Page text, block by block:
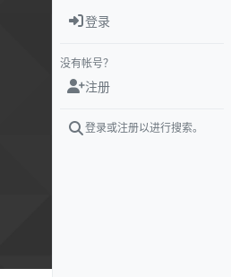
登录
没有帐号？
注册
登录或注册以进行搜索。